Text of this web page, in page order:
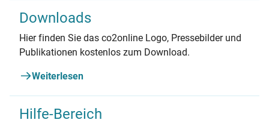
Downloads
Hier finden Sie das co2online Logo, Pressebilder und
Publikationen kostenlos zum Download.
Weiterlesen
Hilfe-Bereich